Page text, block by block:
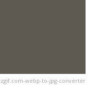
webp-to-jpg-converter